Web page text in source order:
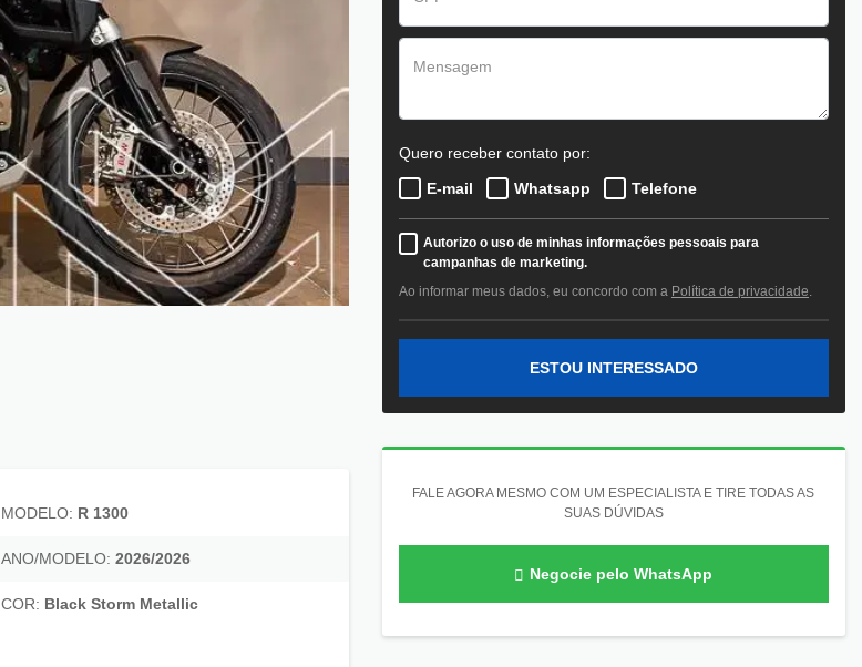
MODELO: R 1300
ANO/MODELO: 2026/2026
COR: Black Storm Metallic
Quero receber contato por:
E-mail
Whatsapp Telefone
Autorizo o uso de minhas informações pessoais para
campanhas de marketing.
Ao informar meus dados, eu concordo com a Política de privacidade
ESTOU INTERESSADO
FALE AGORA MESMO COM UM ESPECIALISTA E TIRE TODAS AS
SUAS DÚVIDAS
Negocie pelo WhatsApp